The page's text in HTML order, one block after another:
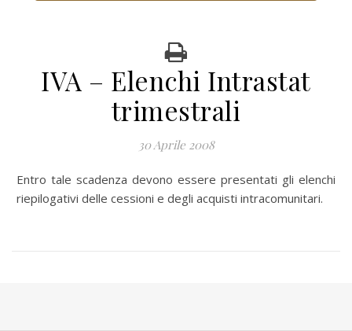
IVA – Elenchi Intrastat
trimestrali
30 Aprile 2008
Entro tale scadenza devono essere presentati gli elenchi
riepilogativi delle cessioni e degli acquisti intracomunitari.